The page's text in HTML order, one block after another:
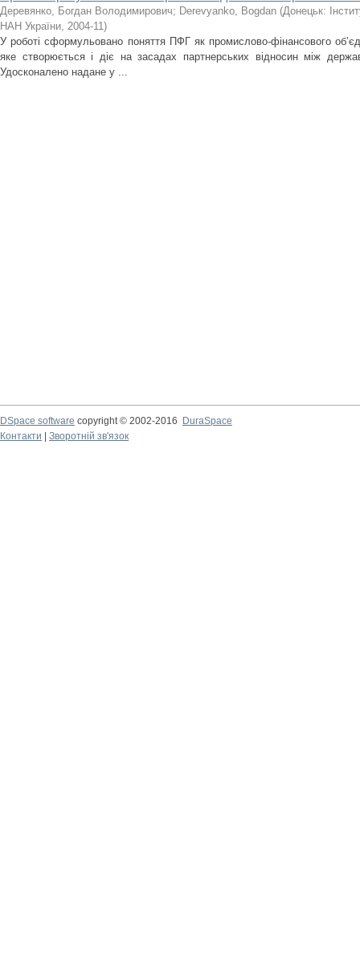
Деревянко, Богдан Володимирович; Derevyanko, Bogdan (Донецьк:
НАН України, 2004-11)
У роботі сформульовано поняття ПФГ як промислово-фінансового
яке створюється і діє на засадах партнерських відносин між
Удосконалено надане у ...
DSpace software copyright © 2002-2016
DuraSpace
Контакти
Зворотній зв'язок